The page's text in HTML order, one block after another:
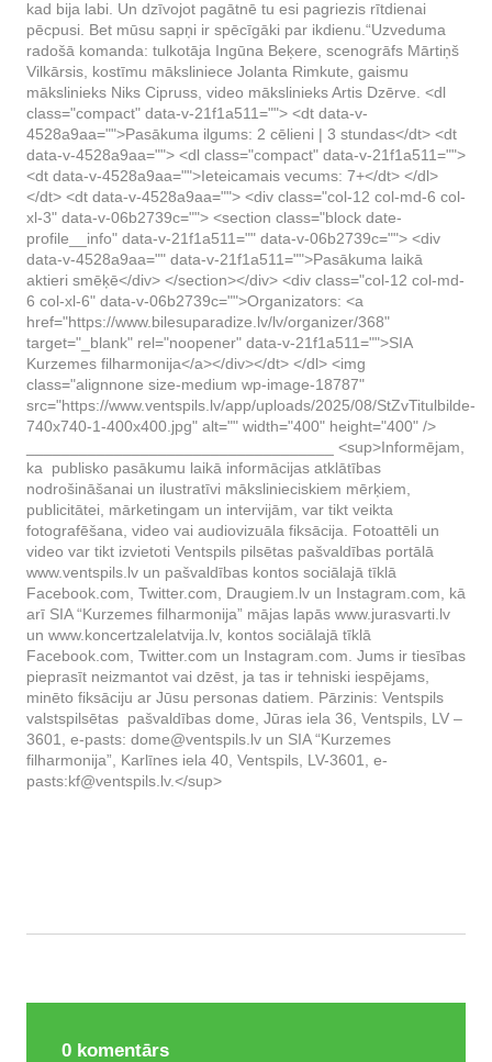
kad bija labi. Un dzīvojot pagātnē tu esi pagriezis rītdienai
pēcpusi. Bet mūsu sapņi ir spēcīgāki par ikdienu.“​ Uzveduma
radošā komanda: tulkotāja Ingūna Beķere, scenogrāfs Mārtiņš
Vilkārsis, kostīmu māksliniece Jolanta Rimkute, gaismu
mākslinieks Niks Cipruss, video mākslinieks Artis Dzērve. <dl
class="compact" data-v-21f1a511=""> <dt data-v-
4528a9aa="">Pasākuma ilgums: 2 cēlieni | 3 stundas</dt> <dt
data-v-4528a9aa=""> <dl class="compact" data-v-21f1a511="">
<dt data-v-4528a9aa="">Ieteicamais vecums: 7+</dt> </dl>
</dt> <dt data-v-4528a9aa=""> <div class="col-12 col-md-6 col-
xl-3" data-v-06b2739c=""> <section class="block date-
profile__info" data-v-21f1a511="" data-v-06b2739c=""> <div
data-v-4528a9aa="" data-v-21f1a511="">Pasākuma laikā
aktieri smēķē</div> </section></div> <div class="col-12 col-md-
6 col-xl-6" data-v-06b2739c="">Organizators: <a
href="https://www.bilesuparadize.lv/lv/organizer/368"
target="_blank" rel="noopener" data-v-21f1a511="">SIA
Kurzemes filharmonija</a></div></dt> </dl> <img
class="alignnone size-medium wp-image-18787"
src="https://www.ventspils.lv/app/uploads/2025/08/StZvTitulbilde-
740x740-1-400x400.jpg" alt="" width="400" height="400" />
___________________________________ <sup>Informējam,
ka publisko pasākumu laikā informācijas atklātības
nodrošināšanai un ilustratīvi mākslinieciskiem mērķiem,
publicitātei, mārketingam un intervijām, var tikt veikta
fotografēšana, video vai audiovizuāla fiksācija. Fotoattēli un
video var tikt izvietoti Ventspils pilsētas pašvaldības portālā
www.ventspils.lv un pašvaldības kontos sociālajā tīklā
Facebook.com, Twitter.com, Draugiem.lv un Instagram.com, kā
arī SIA “Kurzemes filharmonija” mājas lapās www.jurasvarti.lv
un www.koncertzalelatvija.lv, kontos sociālajā tīklā
Facebook.com, Twitter.com un Instagram.com. Jums ir tiesības
pieprasīt neizmantot vai dzēst, ja tas ir tehniski iespējams,
minēto fiksāciju ar Jūsu personas datiem. Pārzinis: Ventspils
valstspilsētas pašvaldības dome, Jūras iela 36, Ventspils, LV –
3601, e-pasts: dome@ventspils.lv un SIA “Kurzemes
filharmonija”, Karlīnes iela 40, Ventspils, LV-3601, e-
pasts:kf@ventspils.lv.</sup>
0 komentārs